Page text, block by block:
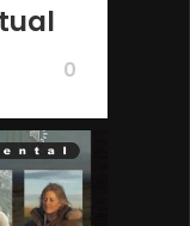
0